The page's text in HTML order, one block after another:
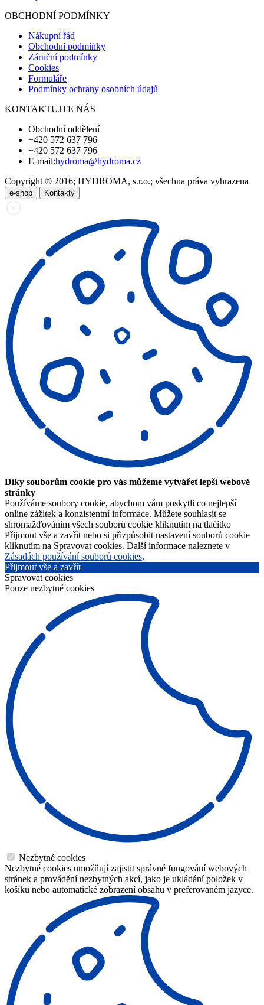
OBCHODNÍ PODMÍNKY
Nákupní řád
Obchodní podmínky
Záruční podmínky
Cookies
Formuláře
Podmínky ochrany osobních údajů
KONTAKTUJTE NÁS
Obchodní oddělení
+420 572 637 796
+420 572 637 796
E-mail:hydroma@hydroma.cz
Copyright © 2016; HYDROMA, s.r.o.; všechna práva vyhrazena
e-shop Kontakty
Díky souborům cookie pro vás můžeme vytvářet lepší webové
stránky
Používáme soubory cookie, abychom vám poskytli co nejlepší
online zážitek a konzistentní informace. Můžete souhlasit se
shromažďováním všech souborů cookie kliknutím na tlačítko
Přijmout vše a zavřít nebo si přizpůsobit nastavení souborů cookie
kliknutím na Spravovat cookies. Další informace naleznete v
Zásadách používání souborů cookies.
Přijmout vše a zavřít
Spravovat cookies
Pouze nezbytné cookies
Nezbytné cookies
Nezbytné cookies umožňují zajistit správné fungování webových
stránek a provádění nezbytných akcí, jako je ukládání položek v
košíku nebo automatické zobrazení obsahu v preferovaném jazyce.